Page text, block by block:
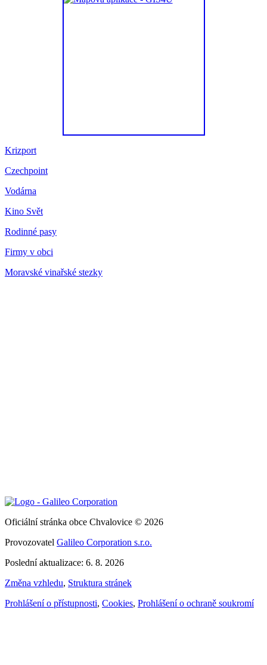
Krizport
Czechpoint
Vodárna
Kino Svět
Rodinné pasy
Firmy v obci
Moravské vinařské stezky
Oficiální stránka obce Chvalovice © 2026
Provozovatel Galileo Corporation s.r.o.
Poslední aktualizace: 6. 8. 2026
Změna vzhledu, Struktura stránek
Prohlášení o přístupnosti, Cookies, Prohlášení o ochraně soukromí